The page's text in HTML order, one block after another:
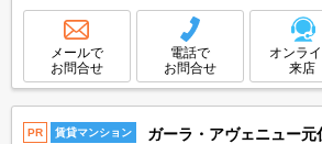
可。室内洗濯機置場。礼金なし。償却は退去時。
契約金・家賃クレジットカード払い可（ポイント還
メールで
お問合せ
電話で
お問合せ
オンラ
来店
PR 賃貸マンション ガーラ・アヴェニュー元